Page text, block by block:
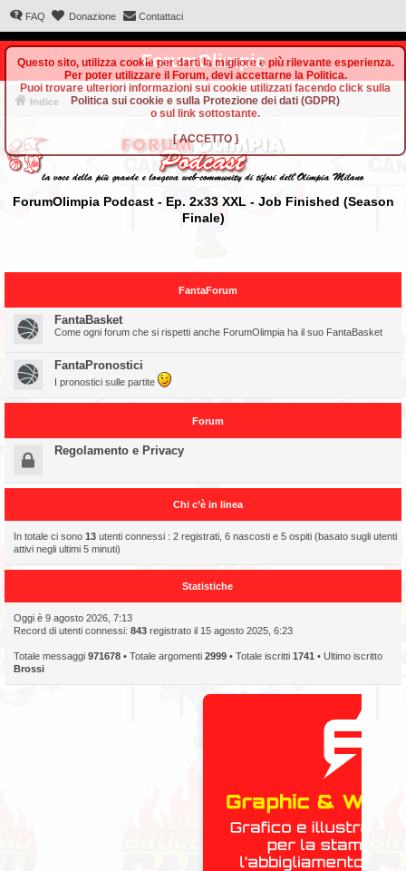
FAQ Donazione Contattaci
ForumOlimpia
Indice
ForumOlimpia Podcast - Ep. 2x33 XXL - Job Finished (Season
Finale)
FantaForum
FantaBasket
Come ogni forum che si rispetti anche ForumOlimpia ha il suo FantaBasket
FantaPronostici
I pronostici sulle partite
Forum
Regolamento e Privacy
Chi c’è in linea
In totale ci sono 13 utenti connessi : 2 registrati, 6 nascosti e 5 ospiti (basato sugli utenti
attivi negli ultimi 5 minuti)
Statistiche
Oggi è 9 agosto 2026, 7:13
Record di utenti connessi: 843 registrato il 15 agosto 2025, 6:23
Totale messaggi 971678 • Totale argomenti 2999 • Totale iscritti 1741 • Ultimo iscritto
Brossi
Questo sito, utilizza cookie per darti la migliore e più rilevante esperienza.
Per poter utilizzare il Forum, devi accettarne la Politica.
Puoi trovare ulteriori informazioni sui cookie utilizzati facendo click sulla
Politica sui cookie e sulla Protezione dei dati (GDPR)
o sul link sottostante.
[ACCETTO]